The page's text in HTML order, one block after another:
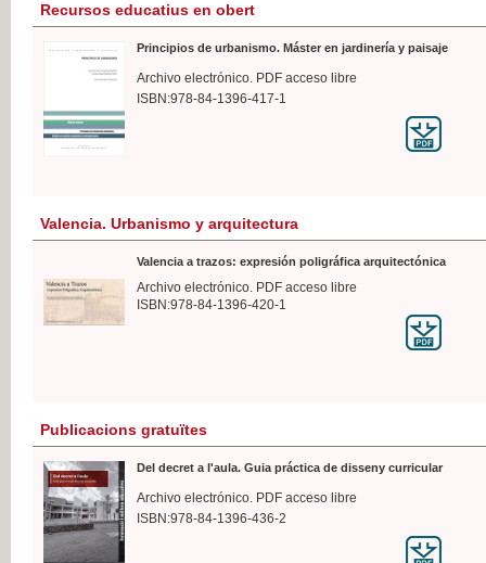
Recursos educatius en obert
Principios de urbanismo. Máster en jardinería y paisaje
Archivo electrónico. PDF acceso libre
ISBN:978-84-1396-417-1
Valencia. Urbanismo y arquitectura
Valencia a trazos: expresión poligráfica arquitectónica
Archivo electrónico. PDF acceso libre
ISBN:978-84-1396-420-1
Publicacions gratuïtes
Del decret a l'aula. Guia práctica de disseny curricular
Archivo electrónico. PDF acceso libre
ISBN:978-84-1396-436-2